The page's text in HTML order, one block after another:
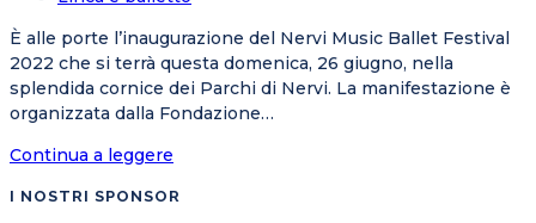
È alle porte l’inaugurazione del Nervi Music Ballet Festival
2022 che si terrà questa domenica, 26 giugno, nella
splendida cornice dei Parchi di Nervi. La manifestazione è
organizzata dalla Fondazione…
Continua a leggere
I NOSTRI SPONSOR